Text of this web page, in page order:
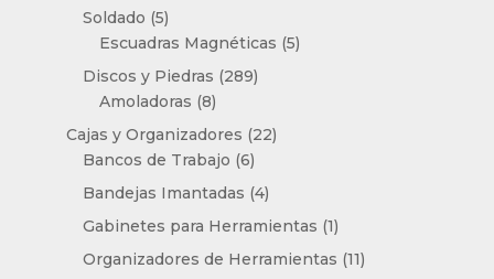
Soldado 55
productos
Escuadras Magnéticas 55
Discos y Piedras 289289
Amoladoras 88
productos
Cajas y Organizadores 2222
Bancos de Trabajo 66
productos
Bandejas Imantadas 44
productos
Gabinetes para Herramientas 11
producto
Organizadores de Herramientas 1111